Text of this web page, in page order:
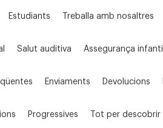
Estudiants Treballa amb nosaltres
Salut auditiva Assegurança infantil
Enviaments Devolucions
Progressives Tot per descobrir